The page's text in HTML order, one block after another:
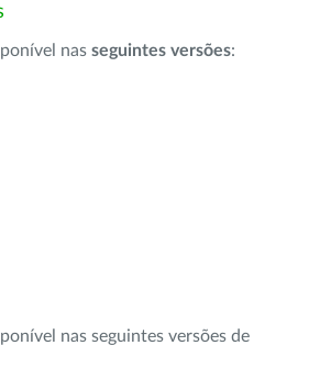
nas seguintes versões:
nas seguintes versões de